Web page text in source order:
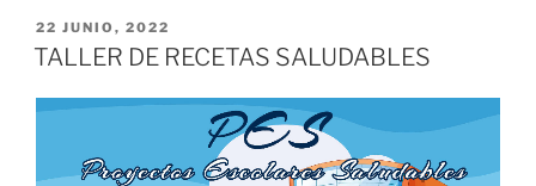
PUBLICADO
EL
22 JUNIO, 2022
TALLER DE RECETAS SALUDABLES